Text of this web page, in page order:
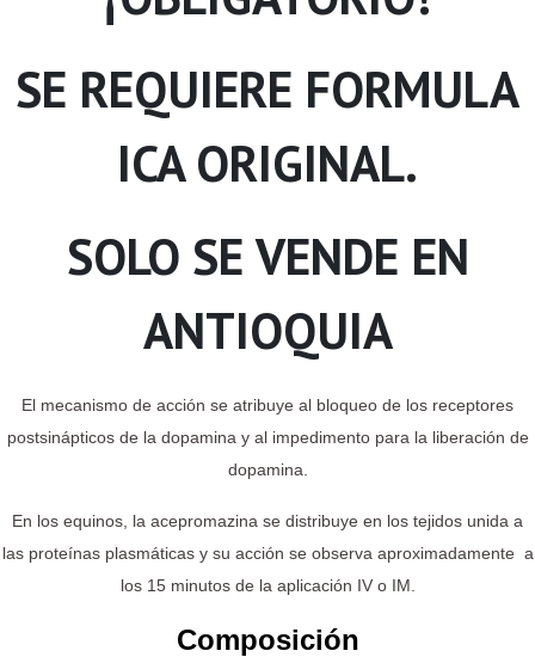
SE REQUIERE FORMULA
ICA ORIGINAL.
SOLO SE VENDE EN
ANTIOQUIA
El mecanismo de acción se atribuye al bloqueo de los receptores
postsinápticos de la dopamina y al impedimento para la liberación de
dopamina.
En los equinos, la acepromazina se distribuye en los tejidos unida a
las proteínas plasmáticas y su acción se observa aproximadamente a
los 15 minutos de la aplicación IV o IM.
Composición